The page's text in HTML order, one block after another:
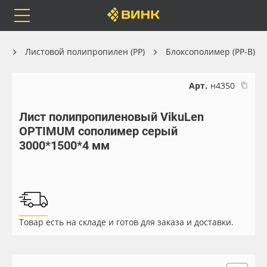
Каталог
Orafol
Доставка
Весь каталог
Рулонные материалы
Листовые материалы
Листовой полипропилен (PP) Блоксополимер (PP-B)
Арт. н4350
Лист полипропиленовый VikuLen
OPTIMUM сополимер серый
3000*1500*4 мм
Товар есть на складе и готов для заказа и доставки.